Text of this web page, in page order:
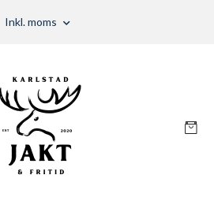
Inkl. moms